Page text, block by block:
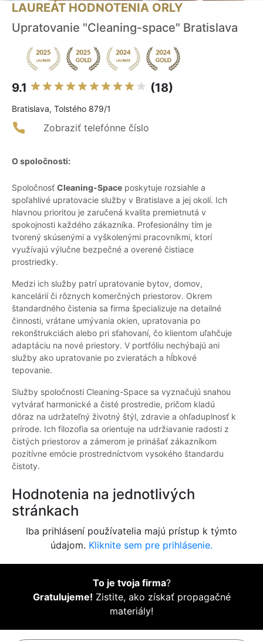
LAUREÁT HODNOTENIA ORLY
Upratovanie "Cleaning-space" Bratislava
9.1 (18)
Bratislava, Tolstého 879/1
Zobraziť telefónne číslo
O spoločnosti:
Spoločnosť Cleaning-Space poskytuje rozsiahle a
spoľahlivé upratovacie služby v Bratislave a jej okolí. Ich
hlavnou prioritou je zaručená kvalita premietnutá v
spokojnosti každého zákazníka. Profesionálny tím je
tvorený skúsenými a vyškolenými pracovníkmi, ktorí
využívajú výlučne bezpečné a overené čistiace
prostriedky.
Medzi ich služby patrí upratovanie bytov, domov,
kancelárií či rôznych komerčných priestorov. Okrem
štandardného čistenia sa firma špecializuje na detailné
činnosti, vrátane umývania okien, upratovania po
rekonštrukciách alebo pri sťahovaní, čo klientom uľahčuje
adaptáciu na nové priestory. V portfóliu nechýbajú ani
služby ako upratovanie po zvieratách a hĺbkové
tepovanie.
Služby spoločnosti Cleaning-Space sa vyznačujú snahou
vytvárať harmonické a čisté prostredie, pričom kladú
dôraz na udržateľný životný štýl, zdravie a ohľaduplnosť k
prírode. Ich filozofia sa orientuje na udržiavanie radosti z
čistých priestorov a zámerom je prinášať zákazníkom
pozitívne emócie prostredníctvom vysokého štandardu
čistoty.
Hodnotenia na jednotlivých
stránkach
Iba prihlásení používatelia majú prístup k týmto
údajom. Kliknite sem pre prihlásenie.
To je tvoja firma?
Gratulujeme! Zistite, ako získať propagačné
materiály!